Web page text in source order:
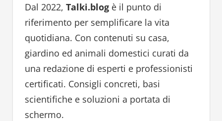
f
o
r
:
Dal 2022, Talki.blogè il punto di
riferimento per semplificare la vita
quotidiana. Con contenuti su casa,
giardino ed animali domestici curati da
una redazione di esperti e professionisti
certificati. Consigli concreti, basi
scientifiche e soluzioni a portata di
schermo.